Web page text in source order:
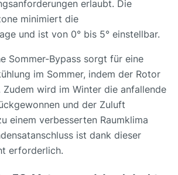
erlaubt. Die
minimiert die
und ist von 0° bis 5° einstellbar.
Sommer-Bypass sorgt für eine
im Sommer, indem der Rotor
Zudem wird im Winter die anfallende
und der Zuluft
einem verbesserten Raumklima
ist dank dieser
erforderlich.